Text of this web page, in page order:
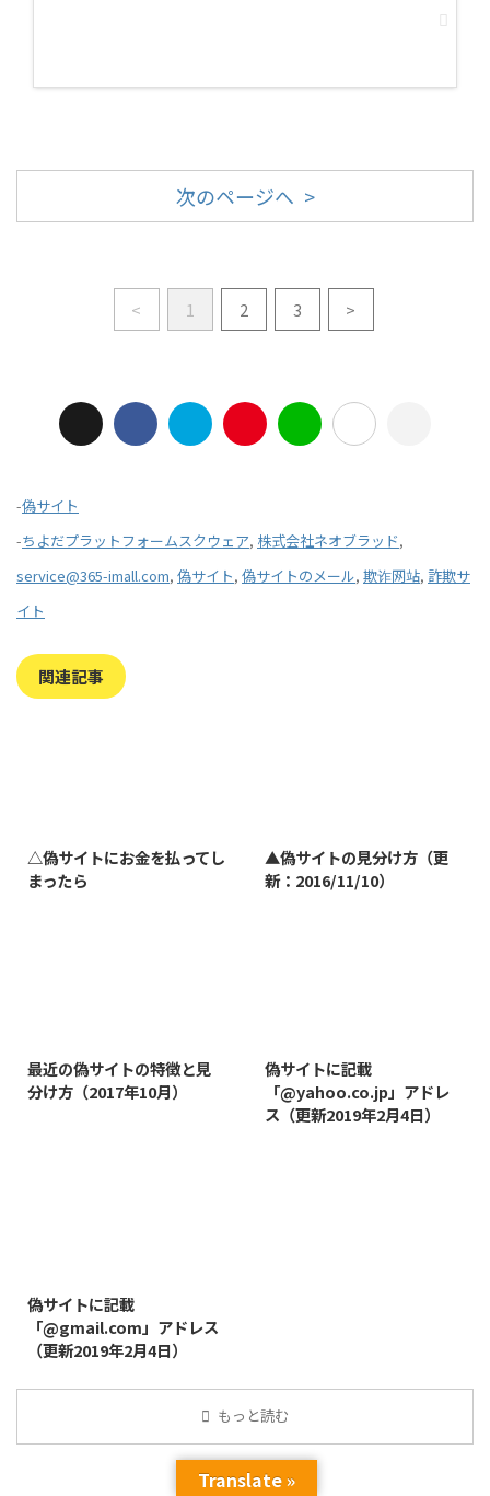
次のページへ >
< 1 2 3 >
-偽サイト
-ちよだプラットフォームスクウェア, 株式会社ネオブラッド,
service@365-imall.com, 偽サイト, 偽サイトのメール, 欺诈网站, 詐欺サ
イト
関連記事
△偽サイトにお金を払ってし
まったら
▲偽サイトの見分け方（更
新：2016/11/10）
最近の偽サイトの特徴と見
分け方（2017年10月）
偽サイトに記載
「@yahoo.co.jp」アドレ
ス（更新2019年2月4日）
偽サイトに記載
「@gmail.com」アドレス
（更新2019年2月4日）
もっと読む
Translate »